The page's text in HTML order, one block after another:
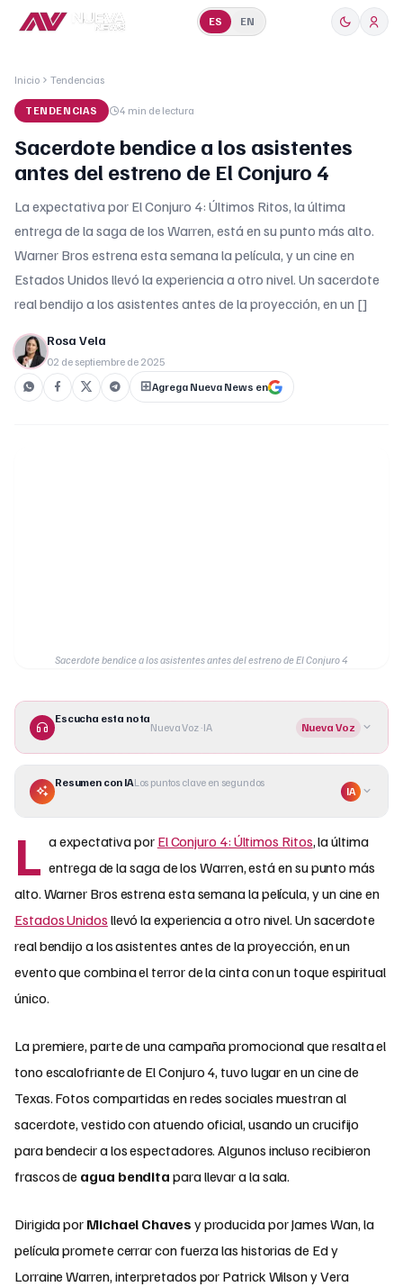
ES EN
Inicio Tendencias
TENDENCIAS 4 min de lectura
Sacerdote bendice a los asistentes
antes del estreno de El Conjuro 4
La expectativa por El Conjuro 4: Últimos Ritos, la última
entrega de la saga de los Warren, está en su punto más alto.
Warner Bros estrena esta semana la película, y un cine en
Estados Unidos llevó la experiencia a otro nivel. Un sacerdote
real bendijo a los asistentes antes de la proyección, en un []
Rosa Vela
02 de septiembre de 2025
Agrega Nueva News en
Sacerdote bendice a los asistentes antes del estreno de El Conjuro 4
Escucha esta nota
Nueva Voz · IA Nueva Voz
Resumen con IALos puntos clave en segundos
IA
L a expectativa por El Conjuro 4: Últimos Ritos, la última
entrega de la saga de los Warren, está en su punto más
alto. Warner Bros estrena esta semana la película, y un cine en
Estados Unidos llevó la experiencia a otro nivel. Un sacerdote
real bendijo a los asistentes antes de la proyección, en un
evento que combina el terror de la cinta con un toque espiritual
único.
La premiere, parte de una campaña promocional que resalta el
tono escalofriante de El Conjuro 4, tuvo lugar en un cine de
Texas. Fotos compartidas en redes sociales muestran al
sacerdote, vestido con atuendo oficial, usando un crucifijo
para bendecir a los espectadores. Algunos incluso recibieron
frascos de agua bendita para llevar a la sala.
Dirigida por Michael Chaves y producida por James Wan, la
película promete cerrar con fuerza las historias de Ed y
Lorraine Warren, interpretados por Patrick Wilson y Vera